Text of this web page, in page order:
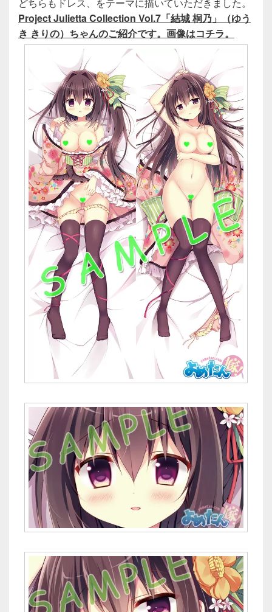
Project Julietta Collection Vol.7「結城 桐乃」（ゆう
き きりの）ちゃんのご紹介です。画像はコチラ。